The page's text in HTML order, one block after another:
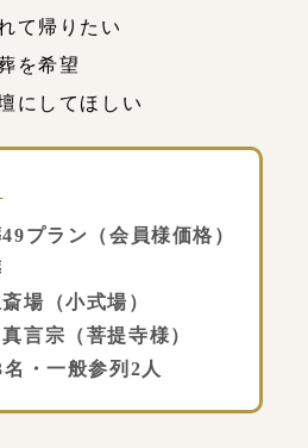
て帰りたい
を希望
にしてほしい
プラン（会員様価格）
場（小式場）
（菩提寺様）
一般参列2人